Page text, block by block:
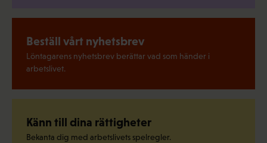
Beställ vårt nyhetsbrev
Löntagarens nyhetsbrev berättar vad som händer i
arbetslivet.
Känn till dina rättigheter
Bekanta dig med arbetslivets spelregler.